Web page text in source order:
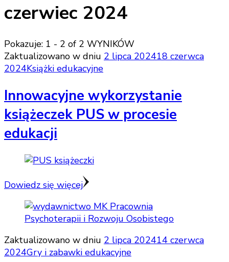
czerwiec 2024
Pokazuje: 1 - 2 of 2 WYNIKÓW
Zaktualizowano w dniu 2 lipca 202418 czerwca
2024Książki edukacyjne
Innowacyjne wykorzystanie
książeczek PUS w procesie
edukacji
Dowiedz się więcej
Zaktualizowano w dniu 2 lipca 202414 czerwca
2024Gry i zabawki edukacyjne